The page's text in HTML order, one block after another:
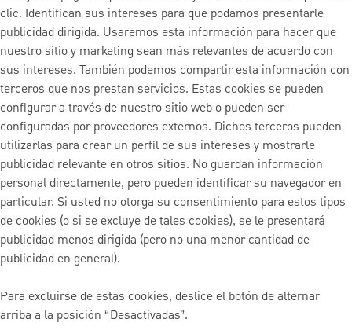
clic. Identifican sus intereses para que podamos presentarle
publicidad dirigida. Usaremos esta información para hacer que
nuestro sitio y marketing sean más relevantes de acuerdo con
sus intereses. También podemos compartir esta información con
terceros que nos prestan servicios. Estas cookies se pueden
configurar a través de nuestro sitio web o pueden ser
configuradas por proveedores externos. Dichos terceros pueden
utilizarlas para crear un perfil de sus intereses y mostrarle
publicidad relevante en otros sitios. No guardan información
personal directamente, pero pueden identificar su navegador en
particular. Si usted no otorga su consentimiento para estos tipos
de cookies (o si se excluye de tales cookies), se le presentará
publicidad menos dirigida (pero no una menor cantidad de
publicidad en general).
Para excluirse de estas cookies, deslice el botón de alternar
arriba a la posición “Desactivadas”.